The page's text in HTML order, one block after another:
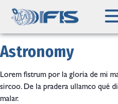
Astronomy
Lorem fistrum por la gloria de mi
sircoo. De la pradera ullamco qué
malar.